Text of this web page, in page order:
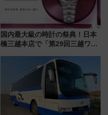
国内最大級の時計の祭典！日本
橋三越本店で「第29回三越ワー
【2026年8月5日～25日】